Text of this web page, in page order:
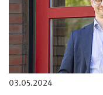
03.05.2024